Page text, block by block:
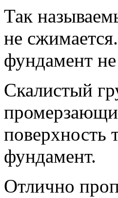
Так
не
фундамент
Скалистый
поверхность
фундамент.
Отлично